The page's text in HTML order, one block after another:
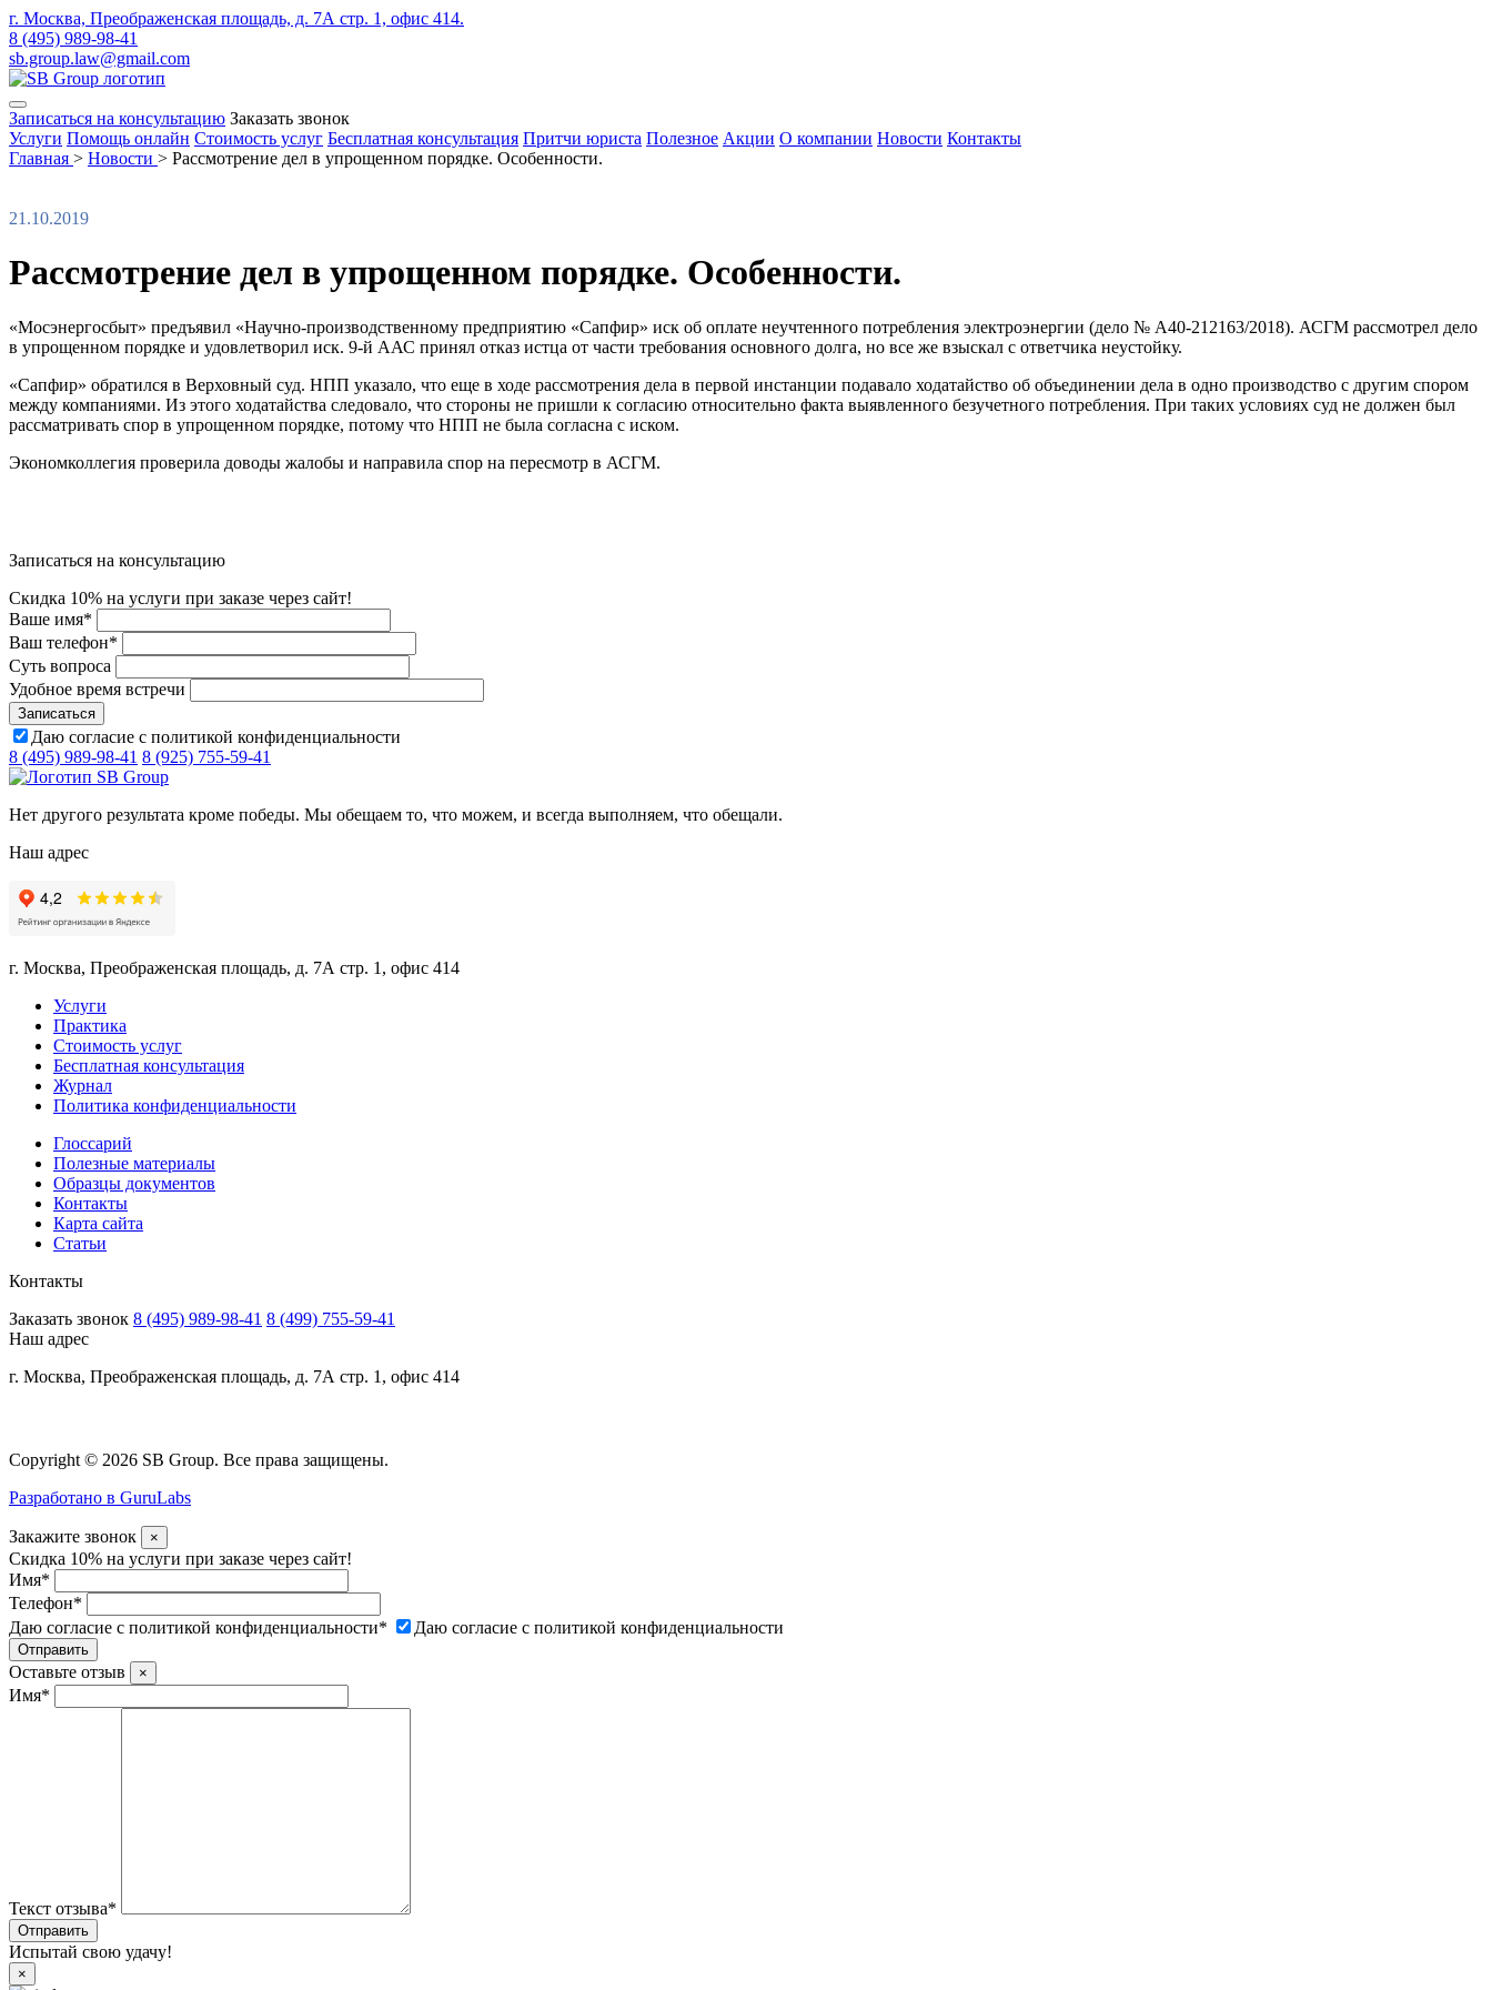
г. Москва, Преображенская площадь, д. 7А стр. 1, офис 414.
8 (495) 989-98-41
sb.group.law@gmail.com
Записаться на консультацию Заказать звонок
Услуги Помощь онлайн Стоимость услуг Бесплатная консультация Притчи юриста Полезное Акции О компании Новости Контакты
Главная > Новости > Рассмотрение дел в упрощенном порядке. Особенности.
21.10.2019
Рассмотрение дел в упрощенном порядке. Особенности.
«Мосэнергосбыт» предъявил «Научно-производственному предприятию «Сапфир» иск об оплате неучтенного потребления электроэнергии (дело № А40-212163/2018). АСГМ рассмотрел дело
в упрощенном порядке и удовлетворил иск. 9-й ААС принял отказ истца от части требования основного долга, но все же взыскал с ответчика неустойку.
«Сапфир» обратился в Верховный суд. НПП указало, что еще в ходе рассмотрения дела в первой инстанции подавало ходатайство об объединении дела в одно производство с другим спором
между компаниями. Из этого ходатайства следовало, что стороны не пришли к согласию относительно факта выявленного безучетного потребления. При таких условиях суд не должен был
рассматривать спор в упрощенном порядке, потому что НПП не была согласна с иском.
Экономколлегия проверила доводы жалобы и направила спор на пересмотр в АСГМ.
Записаться на консультацию
Скидка 10% на услуги при заказе через сайт!
Ваше имя*
Ваш телефон*
Суть вопроса
Удобное время встречи
Даю согласие с политикой конфиденциальности
8 (495) 989-98-41 8 (925) 755-59-41
Нет другого результата кроме победы. Мы обещаем то, что можем, и всегда выполняем, что обещали.
Наш адрес
г. Москва, Преображенская площадь, д. 7А стр. 1, офис 414
Услуги
Практика
Стоимость услуг
Бесплатная консультация
Журнал
Политика конфиденциальности
Глоссарий
Полезные материалы
Образцы документов
Контакты
Карта сайта
Статьи
Контакты
Заказать звонок 8 (495) 989-98-41 8 (499) 755-59-41
Наш адрес
г. Москва, Преображенская площадь, д. 7А стр. 1, офис 414
Copyright © 2026 SB Group. Все права защищены.
Разработано в GuruLabs
Закажите звонок ×
Скидка 10% на услуги при заказе через сайт!
Имя*
Телефон*
Даю согласие с политикой конфиденциальности* Даю согласие с политикой конфиденциальности
Оставьте отзыв ×
Имя*
Текст отзыва*
Испытай свою удачу!
×